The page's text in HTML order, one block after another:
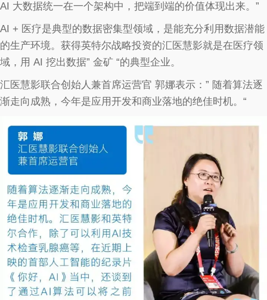
AI 大数据统一在一个架构中，把端到端的价值体现出来。”
AI + 医疗是典型的数据密集型领域，是能充分利用数据潜能
的生产环境。获得英特尔战略投资的汇医慧影就是在医疗领
域，用 AI 挖出数据” 金矿 “的典型企业。
汇医慧影联合创始人兼首席运营官 郭娜表示：” 随着算法逐
渐走向成熟，今年是应用开发和商业落地的绝佳时机。“